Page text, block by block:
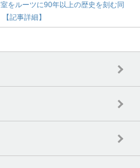
をルーツに90年以上の歴史を刻む同
記事詳細】